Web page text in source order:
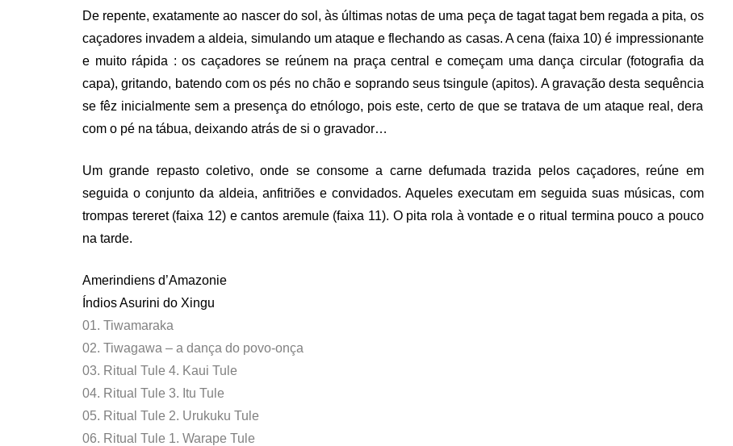
De repente, exatamente ao nascer do sol, às últimas notas de uma peça de tagat tagat bem regada a pita, os
caçadores invadem a aldeia, simulando um ataque e flechando as casas. A cena (faixa 10) é impressionante
e muito rápida : os caçadores se reúnem na praça central e começam uma dança circular (fotografia da
capa), gritando, batendo com os pés no chão e soprando seus tsingule (apitos). A gravação desta sequência
se fêz inicialmente sem a presença do etnólogo, pois este, certo de que se tratava de um ataque real, dera
com o pé na tábua, deixando atrás de si o gravador…
Um grande repasto coletivo, onde se consome a carne defumada trazida pelos caçadores, reúne em
seguida o conjunto da aldeia, anfitriões e convidados. Aqueles executam em seguida suas músicas, com
trompas tereret (faixa 12) e cantos aremule (faixa 11). O pita rola à vontade e o ritual termina pouco a pouco
na tarde.
Amerindiens d’Amazonie
Índios Asurini do Xingu
01. Tiwamaraka
02. Tiwagawa – a dança do povo-onça
03. Ritual Tule 4. Kaui Tule
04. Ritual Tule 3. Itu Tule
05. Ritual Tule 2. Urukuku Tule
06. Ritual Tule 1. Warape Tule